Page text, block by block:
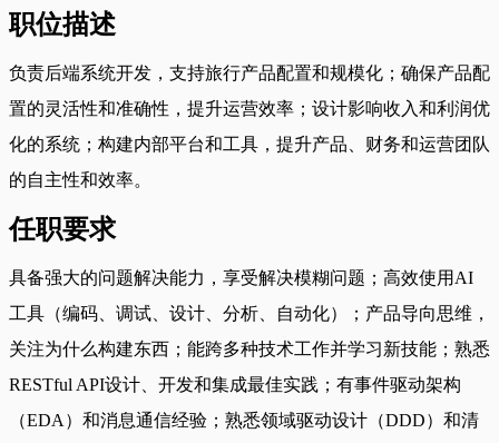
职位描述
负责后端系统开发，支持旅行产品配置和规模化；确保产品配
置的灵活性和准确性，提升运营效率；设计影响收入和利润优
化的系统；构建内部平台和工具，提升产品、财务和运营团队
的自主性和效率。
任职要求
具备强大的问题解决能力，享受解决模糊问题；高效使用AI
工具（编码、调试、设计、分析、自动化）；产品导向思维，
关注为什么构建东西；能跨多种技术工作并学习新技能；熟悉
RESTful API设计、开发和集成最佳实践；有事件驱动架构
（EDA）和消息通信经验；熟悉领域驱动设计（DDD）和清